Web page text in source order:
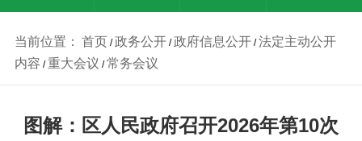
当前位置： 首页 /政务公开/政府信息公开/法定主动公开
内容 /重大会议 /常务会议
图解：区人民政府召开2026年第10次